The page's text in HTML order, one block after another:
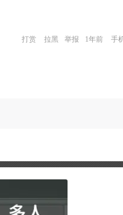
打赏 拉黑 举报 1年前 手